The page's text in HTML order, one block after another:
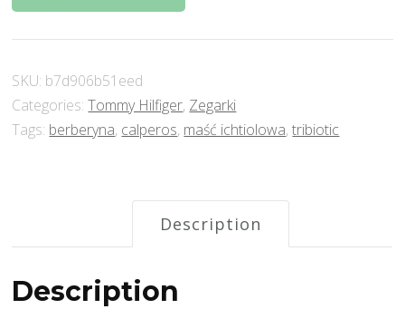
SKU: b7d906b51eed
Categories:Tommy Hilfiger, Zegarki
Tags: berberyna, calperos, maść ichtiolowa,tribiotic
Description
Description